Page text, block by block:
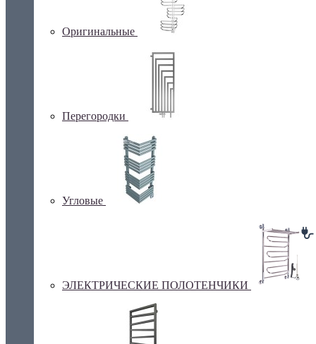
Оригинальные
Перегородки
Угловые
ЭЛЕКТРИЧЕСКИЕ ПОЛОТЕНЧИКИ